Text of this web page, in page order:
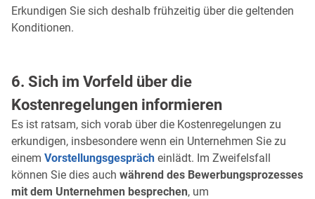
Erkundigen Sie sich deshalb frühzeitig über die geltenden
Konditionen.
6. Sich im Vorfeld über die
Kostenregelungen informieren
Es ist ratsam, sich vorab über die Kostenregelungen zu
erkundigen, insbesondere wenn ein Unternehmen Sie zu
einem Vorstellungsgespräch einlädt. Im Zweifelsfall
können Sie dies auch während des Bewerbungsprozesses
mit dem Unternehmen besprechen, um